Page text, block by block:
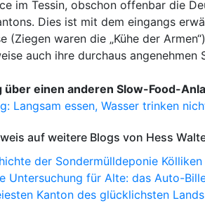
im Tessin, obschon offenbar die
Dies ist mit dem eingangs
(Ziegen waren die „Kühe der
auch ihre durchaus angenehmen
über einen anderen Slow-Food-
Langsam essen, Wasser trinken
auf weitere Blogs von Hess
der Sondermülldeponie Kölliken
Untersuchung für Alte: das Auto-
Kanton des glücklichsten Lands